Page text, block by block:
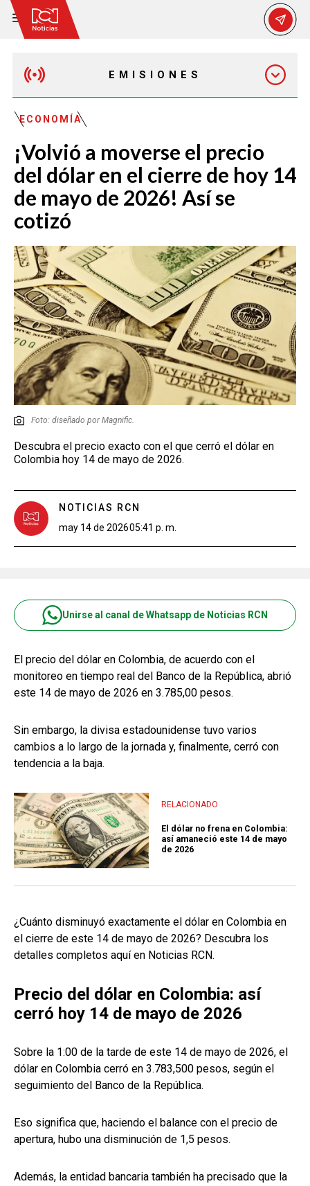
EMISIONES
EMISIÓN 12:30 PM
EMISIÓN 7:00 PM
EMISIÓN 11:30 PM
ECONOMÍA
¡Volvió a moverse el precio
del dólar en el cierre de hoy 14
de mayo de 2026! Así se
cotizó
Foto: diseñado por Magnific.
Descubra el precio exacto con el que cerró el dólar en
Colombia hoy 14 de mayo de 2026.
NOTICIAS RCN
may 14 de 202605:41 p. m.
Unirse al canal de Whatsapp de Noticias RCN
El precio del dólar en Colombia, de acuerdo con el
monitoreo en tiempo real del Banco de la República, abrió
este 14 de mayo de 2026 en 3.785,00 pesos.
Sin embargo, la divisa estadounidense tuvo varios
cambios a lo largo de la jornada y, finalmente, cerró con
tendencia a la baja.
RELACIONADO
El dólar no frena en Colombia:
así amaneció este 14 de mayo
de 2026
¿Cuánto disminuyó exactamente el dólar en Colombia en
el cierre de este 14 de mayo de 2026? Descubra los
detalles completos aquí en Noticias RCN.
Precio del dólar en Colombia: así
cerró hoy 14 de mayo de 2026
Sobre la 1:00 de la tarde de este 14 de mayo de 2026, el
dólar en Colombia cerró en 3.783,500 pesos, según el
seguimiento del Banco de la República.
Eso significa que, haciendo el balance con el precio de
apertura, hubo una disminución de 1,5 pesos.
Además, la entidad bancaria también ha precisado que la